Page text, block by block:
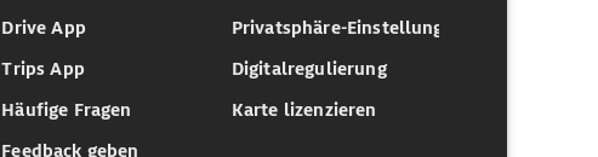
Drive App
Trips App
Häufige Fragen
Feedback geben
Privatsphäre-Einstellungen
Digitalregulierung
Karte lizenzieren